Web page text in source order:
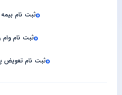
ثبت نام
ثبت نام
ثبت نام تعویض